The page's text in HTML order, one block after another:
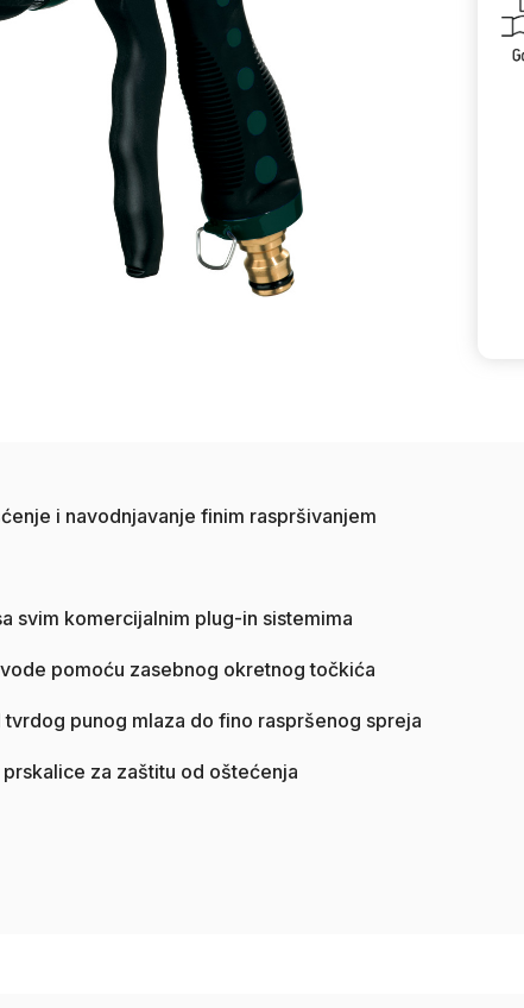
i navodnjavanje finim raspršivanjem
svim komercijalnim plug-in sistemima
pomoću zasebnog okretnog točkića
punog mlaza do fino raspršenog spreja
za zaštitu od oštećenja